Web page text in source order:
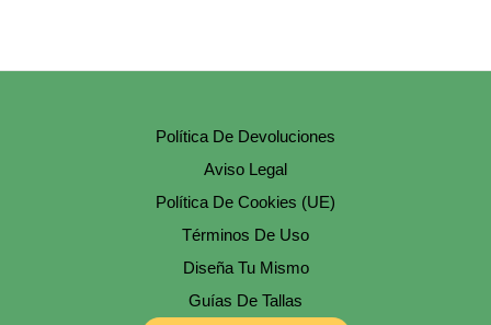
Política De Devoluciones
Aviso Legal
Política De Cookies (UE)
Términos De Uso
Diseña Tu Mismo
Guías De Tallas